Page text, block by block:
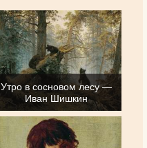
Утро в сосновом лесу —
Иван Шишкин